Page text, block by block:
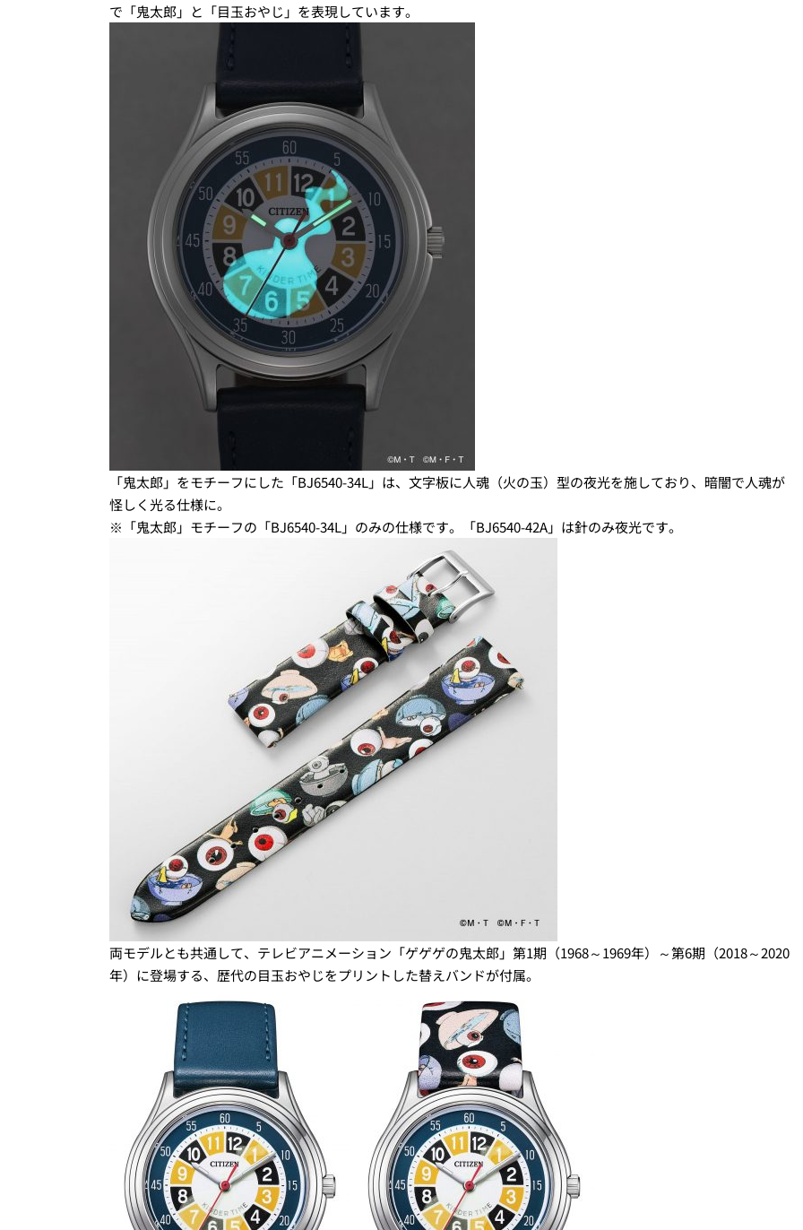
で「鬼太郎」と「目玉おやじ」を表現しています。
「鬼太郎」をモチーフにした「BJ6540-34L」は、文字板に人魂（火の玉）型の夜光を施しており、暗闇で人魂が
怪しく光る仕様に。
※「鬼太郎」モチーフの「BJ6540-34L」のみの仕様です。「BJ6540-42A」は針のみ夜光です。
両モデルとも共通して、テレビアニメーション「ゲゲゲの鬼太郎」第1期（1968～1969年）～第6期（2018～2020
年）に登場する、歴代の目玉おやじをプリントした替えバンドが付属。